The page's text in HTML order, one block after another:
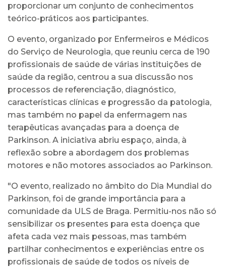
proporcionar um conjunto de conhecimentos
teórico-práticos aos participantes.
O evento, organizado por Enfermeiros e Médicos
do Serviço de Neurologia, que reuniu cerca de 190
profissionais de saúde de várias instituições de
saúde da região, centrou a sua discussão nos
processos de referenciação, diagnóstico,
características clínicas e progressão da patologia,
mas também no papel da enfermagem nas
terapêuticas avançadas para a doença de
Parkinson. A iniciativa abriu espaço, ainda, à
reflexão sobre a abordagem dos problemas
motores e não motores associados ao Parkinson.
"O evento, realizado no âmbito do Dia Mundial do
Parkinson, foi de grande importância para a
comunidade da ULS de Braga. Permitiu-nos não só
sensibilizar os presentes para esta doença que
afeta cada vez mais pessoas, mas também
partilhar conhecimentos e experiências entre os
profissionais de saúde de todos os níveis de